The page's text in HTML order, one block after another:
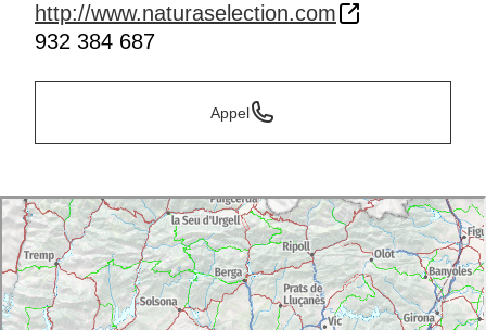
http://www.naturaselection.com
932 384 687
Appel